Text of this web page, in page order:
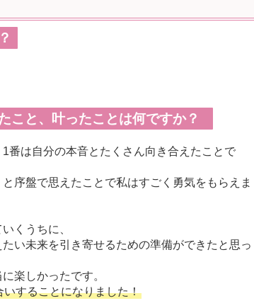
こと、叶ったことは何ですか？
番は自分の本音とたくさん向き合えたことで
序盤で思えたことで私はすごく勇気をもらえま
くうちに、
い未来を引き寄せるための準備ができたと思っ
楽しかったです。
することになりました！